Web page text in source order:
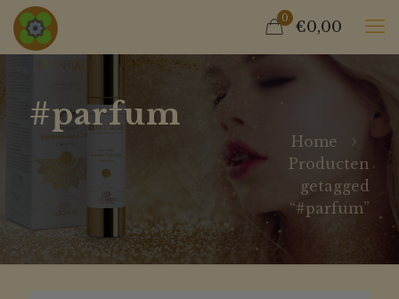
0 €0,00
#parfum
Home
Producten
getagged
“#parfum”